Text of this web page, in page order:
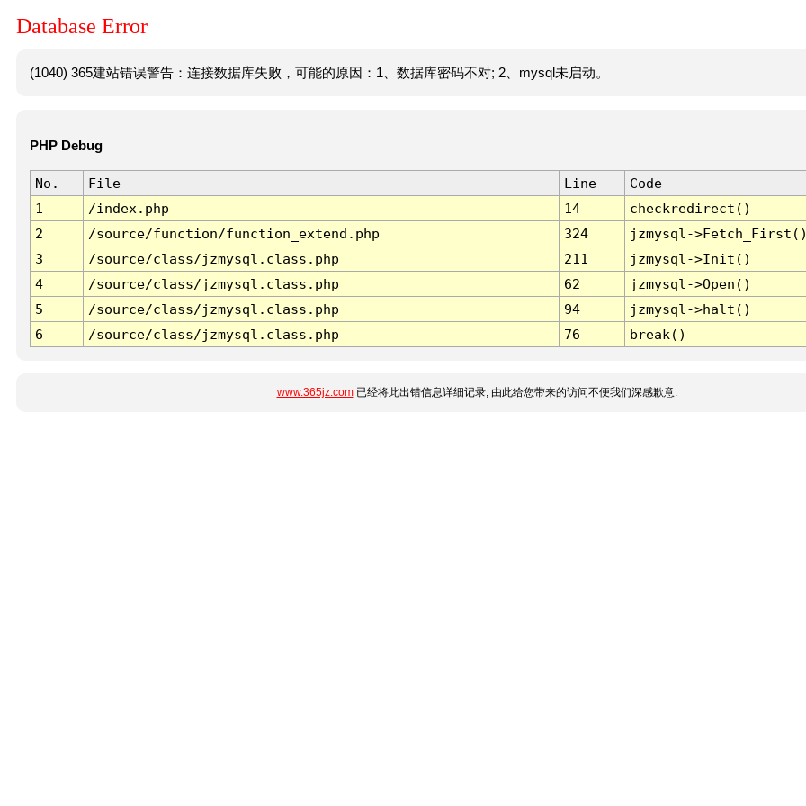
Database Error
(1040) 365建站错误警告：连接数据库失败，可能的原因：1、数据库密码不对; 2、mysql未启动。
PHP Debug
No. File Line
Code
1
/index.php 14
checkredirect()
2
/source/function/function_extend.php 324
jzmysql-
3
/source/class/jzmysql.class.php 211
jzmysql->Init()
4
/source/class/jzmysql.class.php 62
jzmysql->Open()
5
/source/class/jzmysql.class.php 94
jzmysql->halt()
6
/source/class/jzmysql.class.php 76 break()
www.365jz.com已经将此出错信息详细记录, 由此给您带来的访问不便我们深感歉意.